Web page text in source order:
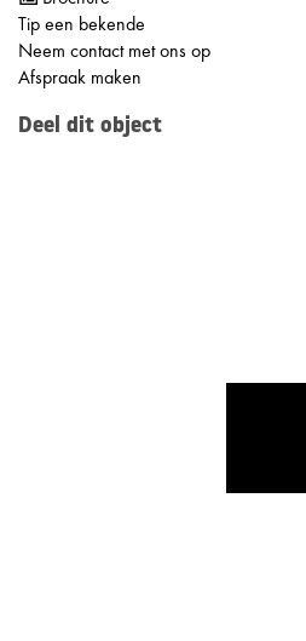
Tip een bekende
Neem contact met ons op
Afspraak maken
Deel dit object